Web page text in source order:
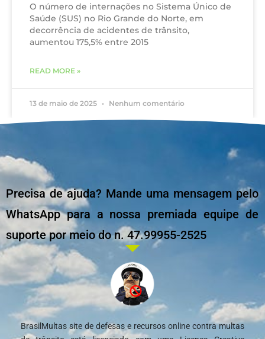
O número de internações no Sistema Único de
Saúde (SUS) no Rio Grande do Norte, em
decorrência de acidentes de trânsito,
aumentou 175,5% entre 2015
READ MORE »
13 de maio de 2025 Nenhum comentário
Precisa de ajuda? Mande uma mensagem pelo
WhatsApp para a nossa premiada equipe de
suporte por meio do n. 47.99955-2525
BrasilMultas site de defesas e recursos online contra multas